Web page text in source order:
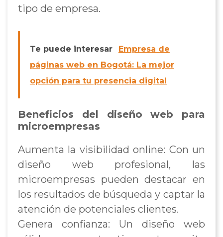
tipo de empresa.
Te puede interesar
Empresa de
páginas web en Bogotá: La mejor
opción para tu presencia digital
Beneficios del diseño web para
microempresas
Aumenta la visibilidad online: Con un
diseño web profesional, las
microempresas pueden destacar en
los resultados de búsqueda y captar la
atención de potenciales clientes.
Genera confianza: Un diseño web